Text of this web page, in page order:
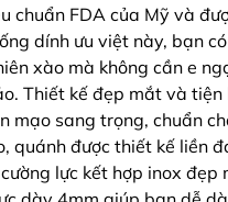
chuẩn FDA của Mỹ và
dính ưu việt này, bạn
xào mà không cần e
Thiết kế đẹp mắt và
mạo sang trọng, chuẩn
quánh được thiết kế liền
lực kết hợp inox đẹp